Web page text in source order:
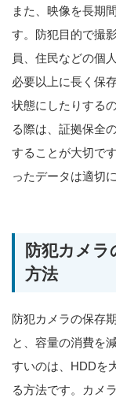
また、映像を長期
す。防犯目的で撮
員、住民などの個
必要以上に長く保
状態にしたりする
る際は、証拠保全
することが大切で
ったデータは適切
防犯カメラ
方法
防犯カメラの保存
と、容量の消費を
すいのは、HDDを
る方法です。カメ